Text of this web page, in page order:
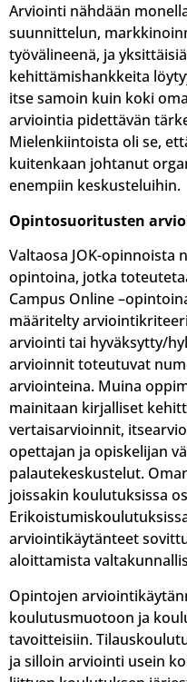
Arviointi nähdään
suunnittelun,
työvälineenä, ja
kehittämishankkeita
itse samoin kuin koki
arviointia pidettävän
Mielenkiintoista oli se,
kuitenkaan johtanut
enempiin keskusteluihin.
Opintosuoritusten
Valtaosa JOK-
opintoina, jotka
Campus Online
määritelty
arviointi tai hyväksytty/
arvioinnit toteutuvat
arviointeina. Muina
mainitaan kirjalliset
vertaisarvioinnit,
opettajan ja opiskelijan
palautekeskustelut.
joissakin koulutuksissa
arviointikäytänteet
aloittamista
Opintojen
koulutusmuotoon ja
tavoitteisiin.
ja silloin arviointi usein